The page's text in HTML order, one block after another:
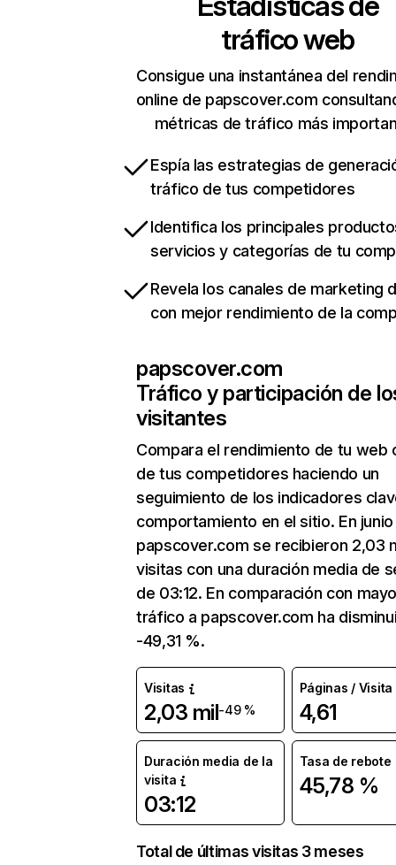
tráfico web
Consigue una instantánea del
online de papscover.com
métricas de tráfico más
Espía las estrategias de
tráfico de tus competidores
Identifica los principales
servicios y categorías de tu
Revela los canales de marketing
con mejor rendimiento de la
papscover.com
Tráfico y participación de
visitantes
Compara el rendimiento de tu web
de tus competidores haciendo un
seguimiento de los indicadores
comportamiento en el sitio. En junio
papscover.com se recibieron 2,03
visitas con una duración media de
de 03:12. En comparación con
tráfico a papscover.com ha
-49,31 %.
Visitas
2,03 mil-49 %
Páginas / Visita
4,61
Duración media de la
visita
03:12
Tasa de rebote
45,78 %
Total de últimas visitas 3 meses